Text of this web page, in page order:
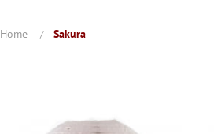
Home Sakura